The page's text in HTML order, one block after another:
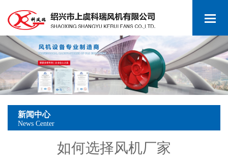
新闻中心
News Center
如何选择风机厂家